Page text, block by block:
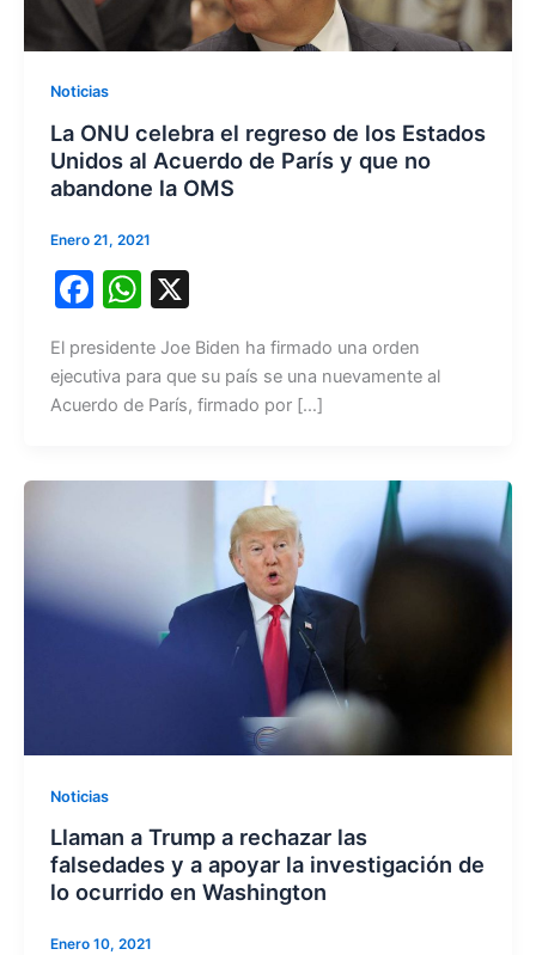
Noticias
La ONU celebra el regreso de los Estados
Unidos al Acuerdo de París y que no
abandone la OMS
Enero 21, 2021
F
c
e
o
W
at
s
p
X
El presidente Joe Biden ha firmado una orden
ejecutiva para que su país se una nuevamente al
Acuerdo de París, firmado por […]
Noticias
Llaman a Trump a rechazar las
falsedades y a apoyar la investigación de
lo ocurrido en Washington
Enero 10, 2021